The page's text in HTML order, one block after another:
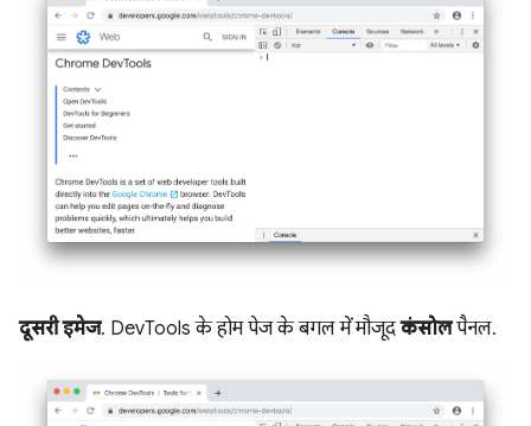
दूसरी इमेज. DevTools के होम पेज के बगल में मौजूदकंसोलपैनल.